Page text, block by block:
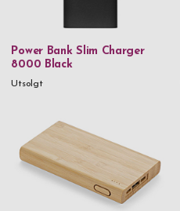
Power Bank Slim Charger
8000 Black
Utsolgt